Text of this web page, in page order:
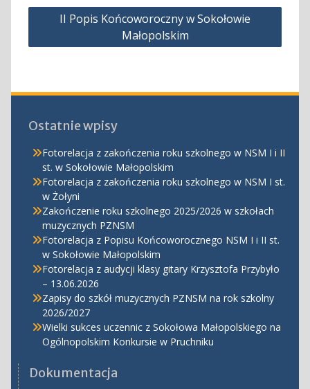
Nawigacja
II Popis Końcoworoczny w Sokołowie
Małopolskim
Ostatnie wpisy
Fotorelacja z zakończenia roku szkolnego w NSM I i II
st. w Sokołowie Małopolskim
Fotorelacja z zakończenia roku szkolnego w NSM I st.
w Żołyni
Zakończenie roku szkolnego 2025/2026 w szkołach
muzycznych PZNSM
Fotorelacja z Popisu Końcoworocznego NSM I i II st.
w Sokołowie Małopolskim
Fotorelacja z audycji klasy gitary Krzysztofa Przybyło
– 13.06.2026
Zapisy do szkół muzycznych PZNSM na rok szkolny
2026/2027
Wielki sukces uczennic z Sokołowa Małopolskiego na
Ogólnopolskim Konkursie w Pruchniku
Dokumentacja